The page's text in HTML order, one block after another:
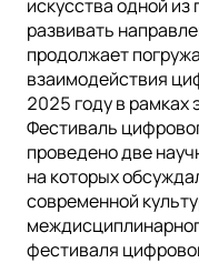
искусства одной
развивать
продолжает
взаимодействия
2025 году в рамках
Фестиваль
проведено две
на которых
современной
фестиваля